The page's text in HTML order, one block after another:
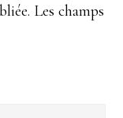
Les champs